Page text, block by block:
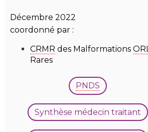
Décembre 2022
coordonné par :
CRMR des MalformationsORL
Rares
PNDS
Synthèse médecin traitant